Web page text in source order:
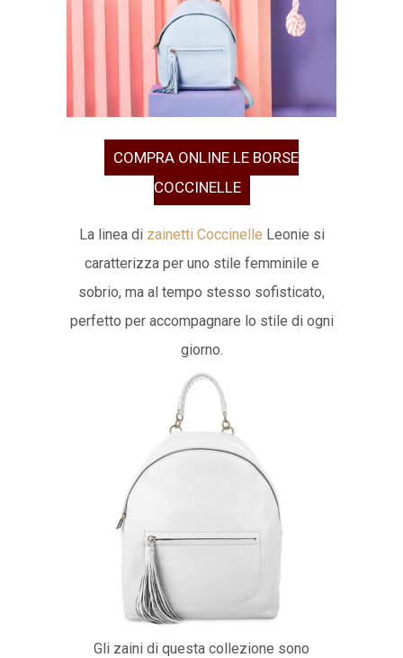
COMPRA ONLINE LE BORSE
COCCINELLE
La linea di zainetti Coccinelle Leonie si
caratterizza per uno stile femminile e
sobrio, ma al tempo stesso sofisticato,
perfetto per accompagnare lo stile di ogni
giorno.
Gli zaini di questa collezione sono